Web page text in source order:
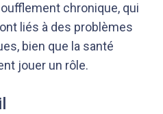
chronique, qui
liés à des problèmes
bien que la santé
jouer un rôle.